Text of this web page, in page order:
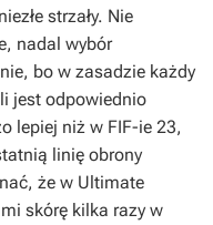
strzały. Nie
nadal wybór
bo w zasadzie każdy
jest odpowiednio
lepiej niż w FIF-ie 23,
linię obrony
że w Ultimate
skórę kilka razy w